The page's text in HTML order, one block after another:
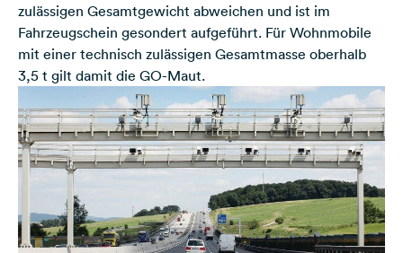
zulässigen Gesamtgewicht abweichen und ist im
Fahrzeugschein gesondert aufgeführt. Für Wohnmobile
mit einer technisch zulässigen Gesamtmasse oberhalb
3,5 t gilt damit die GO-Maut.